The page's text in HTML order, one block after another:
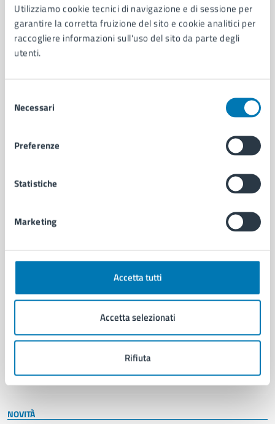
Utilizziamo cookie tecnici di navigazione e di sessione per
garantire la corretta fruizione del sito e cookie analitici per
raccogliere informazioni sull'uso del sito da parte degli
utenti.
delNecessari
Preferenze
Statistiche
Marketing
Accetta tutti
Accetta selezionati
Rifiuta
AMMINISTRAZIONE
Aree amministrative
Organi di governo
Enti e fondazioni
Documenti e dati
Ambiente
Educazione e formazione
Giustizia e sicurezza pubblica
Salute, benessere e assistenza
Vita lavorativa
NOVITÀ